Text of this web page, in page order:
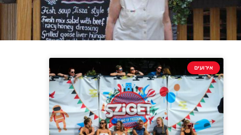
אירועים